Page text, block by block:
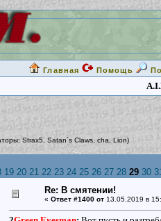
Главная Помощь
Strax5, Satan`s Claws,cha,Lion)
19 20 21 22 23 24 25 26 27 28 29 30
Re: В смятении!
« Ответ #1400 от13.05.2019 в